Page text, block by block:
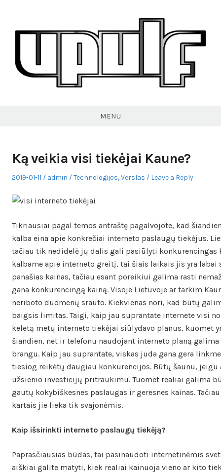
content
MENU
Ką veikia visi tiekėjai Kaune?
Posted
2019-01-11 Author
admin
Posted
Technologijos,Verslas Leave a Reply
Tikriausiai pagal temos antraštę pagalvojote, kad
kalba eina apie konkrečiai interneto paslaugų tiekėjus.
tačiau tik nedidelė jų dalis gali pasiūlyti konkurencingas
kalbame apie interneto greitį, tai šiais laikais jis yra labai
panašias kainas, tačiau esant poreikiui galima rasti
gana konkurencingą kainą. Visoje Lietuvoje ar tarkim
neriboto duomenų srauto. Kiekvienas nori, kad būtų
baigsis limitas. Taigi, kaip jau suprantate internete visi
keletą metų interneto tiekėjai siūlydavo planus, kuomet
šiandien, net ir telefonu naudojant interneto planą
brangu. Kaip jau suprantate, viskas juda gana gera
tiesiog reikėtų daugiau konkurencijos. Būtų šaunu,
užsienio investicijų pritraukimu. Tuomet realiai galima
gautų kokybiškesnes paslaugas ir geresnes kainas.
kartais jie lieka tik svajonėmis.
Kaip išsirinkti interneto paslaugų tiekėją?
Paprasčiausias būdas, tai pasinaudoti internetinėmis
aiškiai galite matyti, kiek realiai kainuoja vieno ar kito